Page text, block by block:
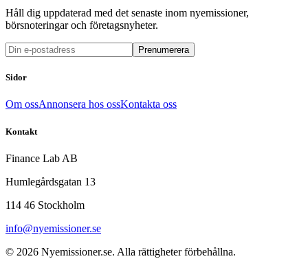
Håll dig uppdaterad med det senaste inom nyemissioner,
börsnoteringar och företagsnyheter.
Prenumerera
Sidor
Om ossAnnonsera hos ossKontakta oss
Kontakt
Finance Lab AB
Humlegårdsgatan 13
114 46 Stockholm
info@nyemissioner.se
© 2026 Nyemissioner.se. Alla rättigheter förbehållna.